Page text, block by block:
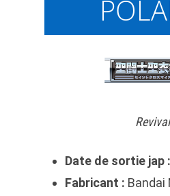
Revival
Date de sortie jap :
Fabricant : Bandai